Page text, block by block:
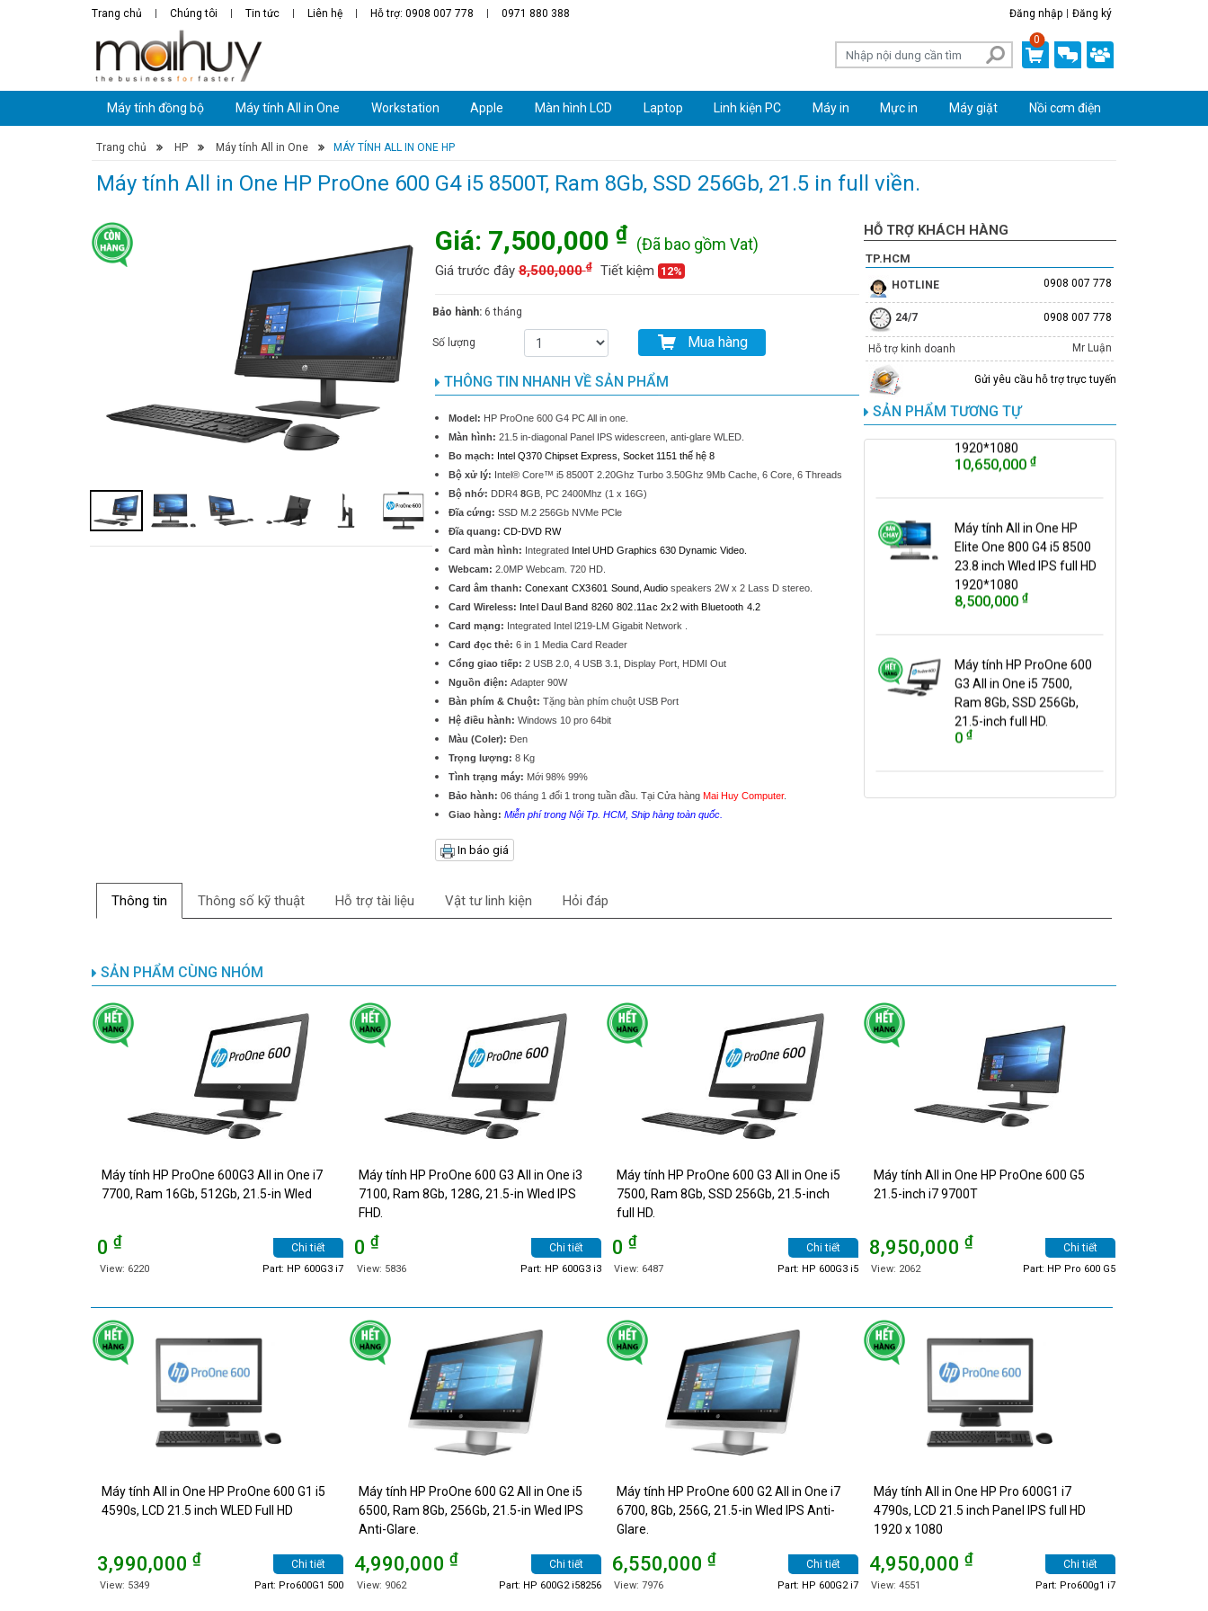
Trang chủ Chúng tôi Tin tức Liên hệ Hỗ trợ: 0908 007 778 0971 880 388 Đăng ký
Đăng nhập
0
Máy tính đồng bộ Máy tính All in One Workstation Apple Màn hình LCD Laptop Linh kiện PC Máy in Mực in Máy giặt Nồi cơm điện
Trang chủ › HP › Máy tính All in One › MÁY TÍNH ALL IN ONE HP
Máy tính All in One HP ProOne 600 G4 i5 8500T, Ram 8Gb, SSD 256Gb, 21.5 in full viền.
Giá: 7,500,000 ₫ (Đã bao gồm Vat)
Giá trước đây8,500,000₫ Tiết kiệm 12%
Bảo hành: 6 tháng
Số lượng Mua hàng
THÔNG TIN NHANH VỀ SẢN PHẨM
Model: HP ProOne 600 G4 PC All in one.
Màn hình: 21.5 in-diagonal Panel IPS widescreen, anti-glare WLED.
Bo mạch: Intel Q370 Chipset Express, Socket 1151 thế hệ 8
Bộ xử lý: Intel® Core™ i5 8500T 2.20Ghz Turbo 3.50Ghz 9Mb Cache, 6 Core, 6 Threads
Bộ nhớ: DDR48GB, PC 2400Mhz (1 x 16G)
Đĩa cứng: SSD M.2 256Gb NVMe PCle
Đĩa quang: CD-DVD RW
Card màn hình: Integrated Intel UHD Graphics 630 Dynamic Video.
Webcam: 2.0MP Webcam. 720 HD.
Card âm thanh: Conexant CX3601 Sound, Audiospeakers 2W x 2 Lass D stereo.
Card Wireless: Intel Daul Band 8260 802.11ac 2x2 with Bluetooth 4.2
Card mạng: Integrated Intel l219-LM Gigabit Network .
Card đọc thẻ: 6 in 1 Media Card Reader
Cổng giao tiếp: 2 USB 2.0, 4 USB 3.1, Display Port, HDMI Out
Nguồn điện: Adapter 90W
Bàn phím & Chuột: Tặng bàn phím chuột USB Port
Hệ điều hành: Windows 10 pro 64bit
Màu (Coler): Đen
Trọng lượng: 8 Kg
Tình trạng máy: Mới 98% 99%
Bảo hành: 06 tháng 1 đổi 1 trong tuần đầu. Tại Cửa hàng Mai Huy Computer.
Giao hàng: Miễn phí trong Nội Tp. HCM, Ship hàng toàn quốc.
In báo giá
HỖ TRỢ KHÁCH HÀNG
TP.HCM
HOTLINE 0908 007 778
24/7 0908 007 778
Hỗ trợ kinh doanh Mr Luận
Gửi yêu cầu hỗ trợ trực tuyến
SẢN PHẨM TƯƠNG TỰ
Máy tính All in One HP
Elite One 800 G4 i7 8700
23.8 inch Wled IPS full HD
1920*1080
10,650,000 ₫
Máy tính All in One HP
Elite One 800 G4 i5 8500
23.8 inch Wled IPS full HD
1920*1080
8,500,000 ₫
Máy tính HP ProOne 600
G3 All in One i5 7500,
Ram 8Gb, SSD 256Gb,
21.5-inch full HD.
0₫
Máy tính All in One HP
1920*1080
Máy tính HP ProOne 600
G3 All in One i5 7500,
Ram 8Gb, SSD 256Gb,
21.5-inch full HD.
Thông tin Thông số kỹ thuật Hỗ trợ tài liệu Vật tư linh kiện Hỏi đáp
SẢN PHẨM CÙNG NHÓM
Máy tính HP ProOne 600G3 All in One i7
7700, Ram 16Gb, 512Gb, 21.5-in Wled
0 ₫ Chi tiết
View: 6220 Part: HP 600G3 i7
Máy tính HP ProOne 600 G3 All in One i3
7100, Ram 8Gb, 128G, 21.5-in Wled IPS
FHD.
0₫ Chi tiết
View: 5836 Part: HP 600G3 i3
Máy tính HP ProOne 600 G3 All in One i5
7500, Ram 8Gb, SSD 256Gb, 21.5-inch
full HD.
0 ₫ Chi tiết
View: 6487 Part: HP 600G3 i5
Máy tính All in One HP ProOne 600 G5
21.5-inch i7 9700T
8,950,000 ₫ Chi tiết
View: 2062 Part: HP Pro 600 G5
Máy tính All in One HP ProOne 600 G1 i5
4590s, LCD 21.5 inch WLED Full HD
3,990,000 ₫ Chi tiết
View: 5349 Part: Pro600G1 500
Máy tính HP ProOne 600 G2 All in One i5
6500, Ram 8Gb, 256Gb, 21.5-in Wled IPS
Anti-Glare.
4,990,000₫ Chi tiết
View: 9062 Part: HP 600G2 i58256
Máy tính HP ProOne 600 G2 All in One i7
6700, 8Gb, 256G, 21.5-in Wled IPS Anti-
Glare.
6,550,000 ₫ Chi tiết
View: 7976 Part: HP 600G2 i7
Máy tính All in One HP Pro 600G1 i7
4790s, LCD 21.5 inch Panel IPS full HD
1920 x 1080
4,950,000 ₫ Chi tiết
View: 4551 Part: Pro600g1 i7